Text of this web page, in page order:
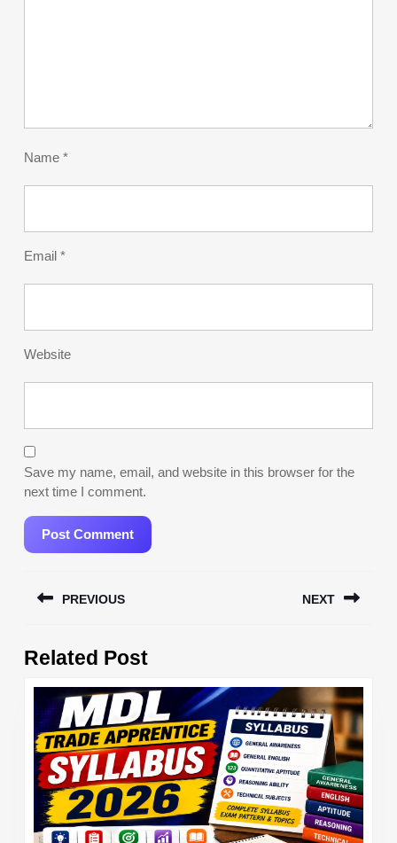
Name *
Email *
Website
Save my name, email, and website in this browser for the
next time I comment.
navigation
PREVIOUS
post:
NEXT
Related Post